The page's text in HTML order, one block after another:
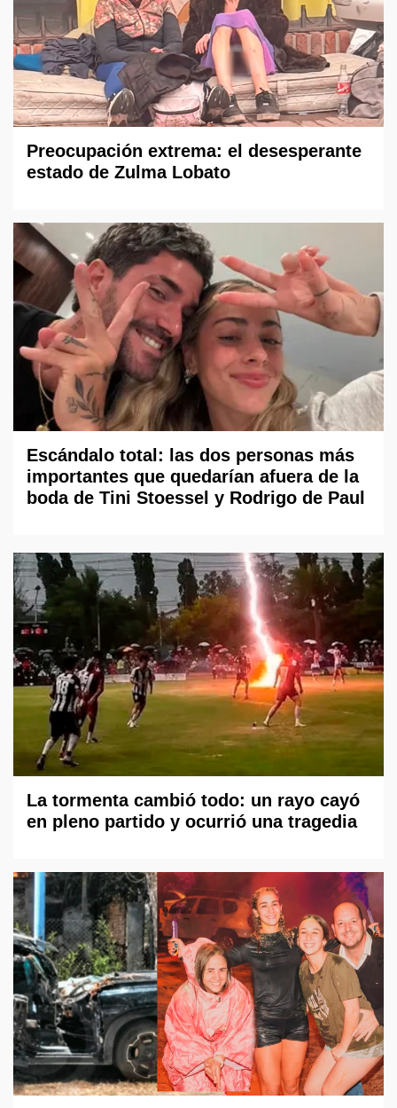
Preocupación extrema: el desesperante
estado de Zulma Lobato
Escándalo total: las dos personas más
importantes que quedarían afuera de la
boda de Tini Stoessel y Rodrigo de Paul
La tormenta cambió todo: un rayo cayó
en pleno partido y ocurrió una tragedia